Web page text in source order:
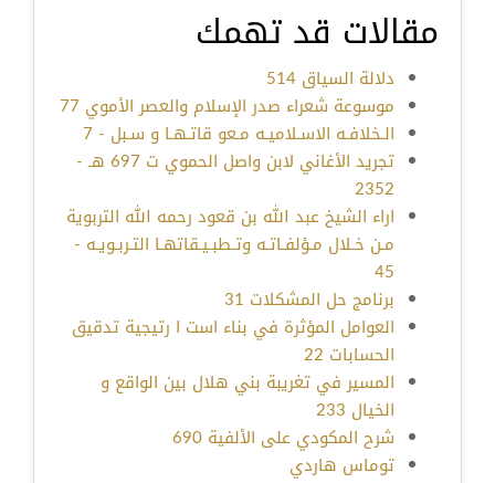
مقالات قد تهمك
دلالة السياق 514
موسوعة شعراء صدر الإسلام والعصر الأموي 77
الـخلافـه الاسـلاميـه مـعو قاتـهـا و سـبل - 7
تجريد الأغاني لابن واصل الحموي ت 697 هـ -
2352
اراء الشيخ عبد الله بن قعود رحمه الله التربوية
مـن خـلال مـؤلفـاتـه وتـطبـيـقاتهـا التـربـويـه -
45
برنامج حل المشكلات 31
العوامل المؤثرة في بناء است ا رتيجية تدقيق
الحسابات 22
المسير في تغريبة بني هلال بين الواقع و
الخيال 233
شرح المكودي على الألفية 690
توماس هاردي